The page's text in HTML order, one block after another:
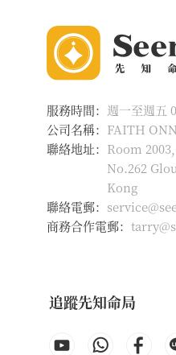
服務時間： 週一至週五
公司名稱： FAITH
聯絡地址： Room
No.262
Kong
聯絡電郵：
商務合作電郵：
追蹤先知命局